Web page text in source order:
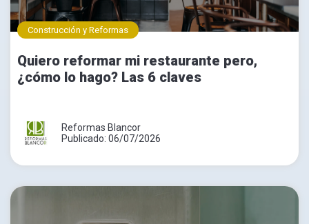
Construcción y Reformas
Quiero reformar mi restaurante pero,
¿cómo lo hago? Las 6 claves
Reformas Blancor
Publicado: 06/07/2026